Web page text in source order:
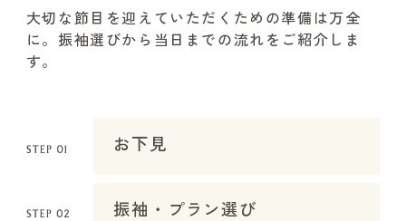
大切な節目を迎えていただくための準備は万全
に。振袖選びから当日までの流れをご紹介しま
す。
お下見
振袖・プラン選び